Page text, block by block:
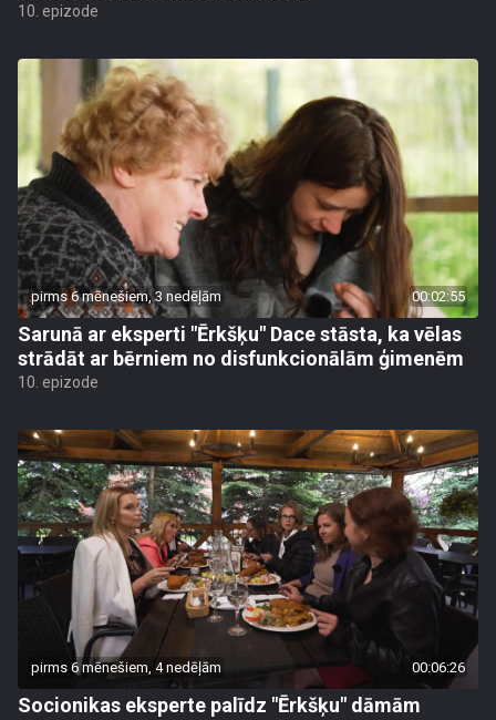
10. epizode
pirms 6 mēnešiem, 3 nedēļām 00:02:55
Sarunā ar eksperti "Ērkšķu" Dace stāsta, ka vēlas
strādāt ar bērniem no disfunkcionālām ģimenēm
10. epizode
pirms 6 mēnešiem, 4 nedēļām 00:06:26
Socionikas eksperte palīdz "Ērkšķu" dāmām